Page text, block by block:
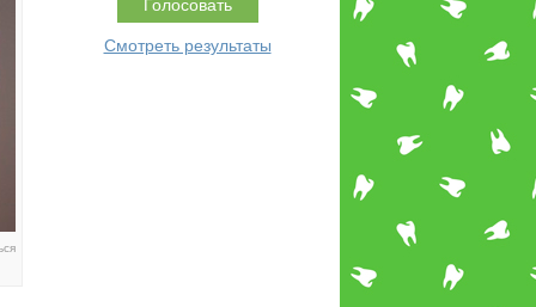
Смотреть результаты